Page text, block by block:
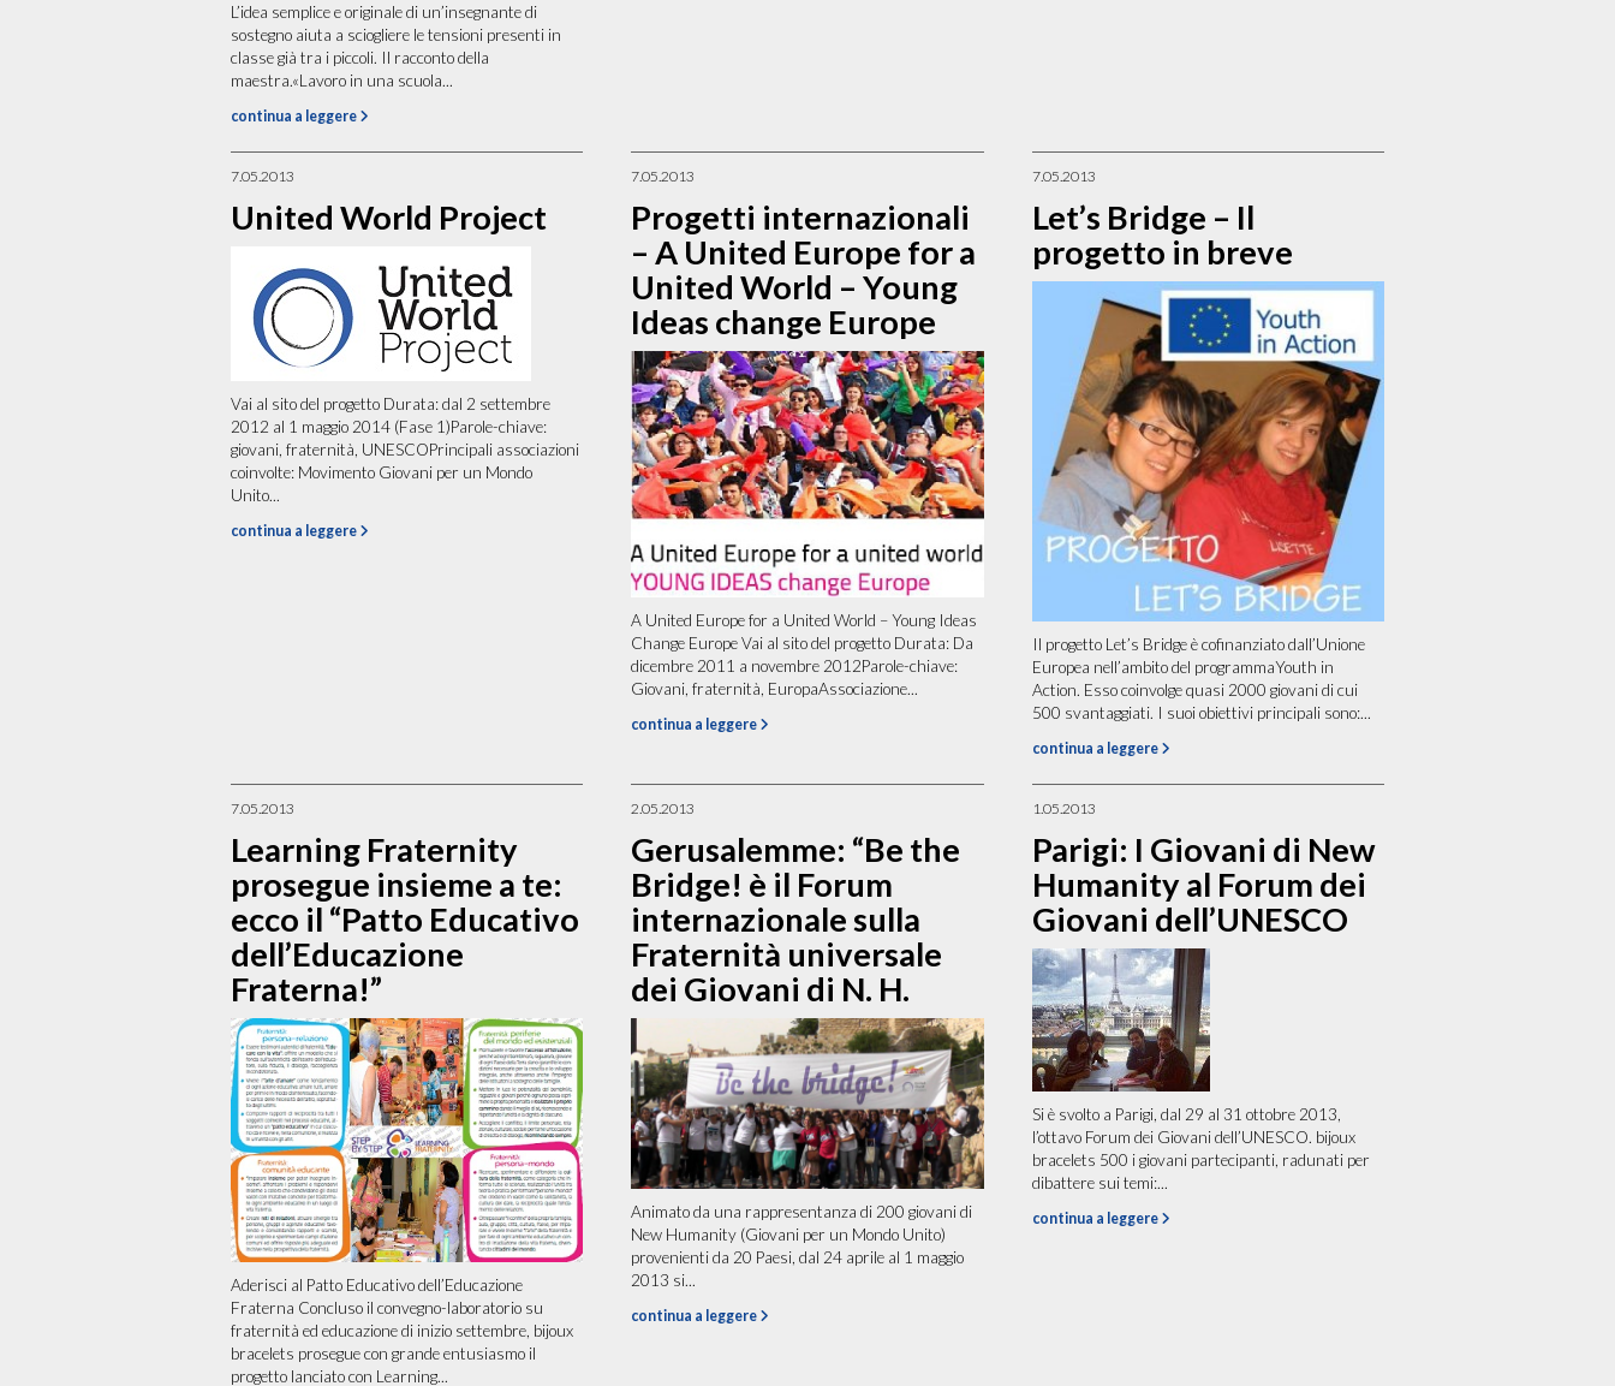
L’idea semplice e originale di un’insegnante di
sostegno aiuta a sciogliere le tensioni presenti in
classe già tra i piccoli. Il racconto della
maestra.«Lavoro in una scuola...
continua a leggere
7.05.2013
United World Project
Vai al sito del progetto Durata: dal 2 settembre
2012 al 1 maggio 2014 (Fase 1)Parole-chiave:
giovani, fraternità, UNESCOPrincipali associazioni
coinvolte: Movimento Giovani per un Mondo
Unito...
continua a leggere
7.05.2013
Progetti internazionali
– A United Europe for a
United World – Young
Ideas change Europe
A United Europe for a United World – Young Ideas
Change Europe Vai al sito del progetto Durata: Da
dicembre 2011 a novembre 2012Parole-chiave:
Giovani, fraternità, EuropaAssociazione...
continua a leggere
7.05.2013
Let’s Bridge – Il
progetto in breve
Il progetto Let’s Bridge è cofinanziato dall’Unione
Europea nell’ambito del programmaYouth in
Action. Esso coinvolge quasi 2000 giovani di cui
500 svantaggiati. I suoi obiettivi principali sono:...
continua a leggere
7.05.2013
Learning Fraternity
prosegue insieme a te:
ecco il “Patto Educativo
dell’Educazione
Fraterna!”
Aderisci al Patto Educativo dell’Educazione
Fraterna Concluso il convegno-laboratorio su
fraternità ed educazione di inizio settembre, bijoux
bracelets prosegue con grande entusiasmo il
progetto lanciato con Learning...
2.05.2013
Gerusalemme: “Be the
Bridge! è il Forum
internazionale sulla
Fraternità universale
dei Giovani di N. H.
Animato da una rappresentanza di 200 giovani di
New Humanity (Giovani per un Mondo Unito)
provenienti da 20 Paesi, dal 24 aprile al 1 maggio
2013 si...
continua a leggere
1.05.2013
Parigi: I Giovani di New
Humanity al Forum dei
Giovani dell’UNESCO
Si è svolto a Parigi, dal 29 al 31 ottobre 2013,
l’ottavo Forum dei Giovani dell’UNESCO. bijoux
bracelets 500 i giovani partecipanti, radunati per
dibattere sui temi:...
continua a leggere